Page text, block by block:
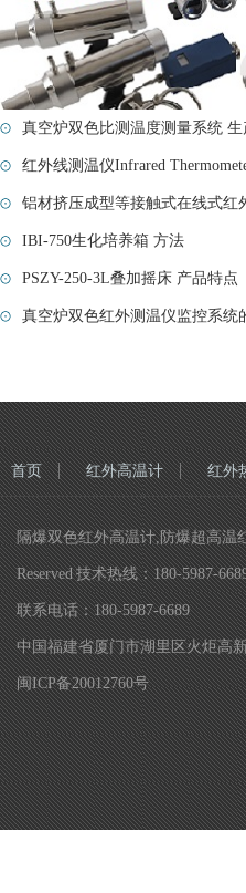
真空炉双色比测温度测量系统 生
红外线测温仪Infrared
铝材挤压成型等接触式在线式红
IBI-750生化培养箱 方法
PSZY-250-3L叠加摇床 产品特点
真空炉双色红外测温仪监控系统
首页 红外高温计 红外
隔爆双色红外高温计,防爆超高温
Reserved 技术热线：180-5987-
联系电话：180-5987-6689
中国福建省厦门市湖里区火炬高
闽ICP备20012760号